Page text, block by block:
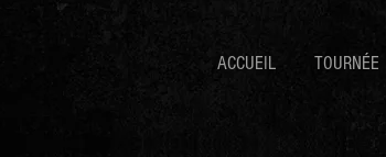
ACCUEIL TOURNÉE